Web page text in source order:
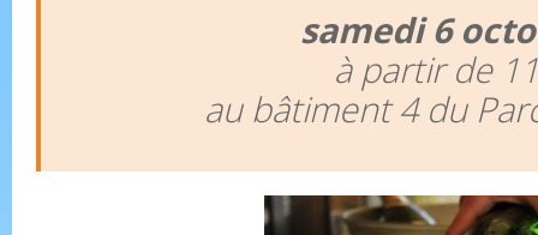
samedi 6
à partir de
au bâtiment 4 du